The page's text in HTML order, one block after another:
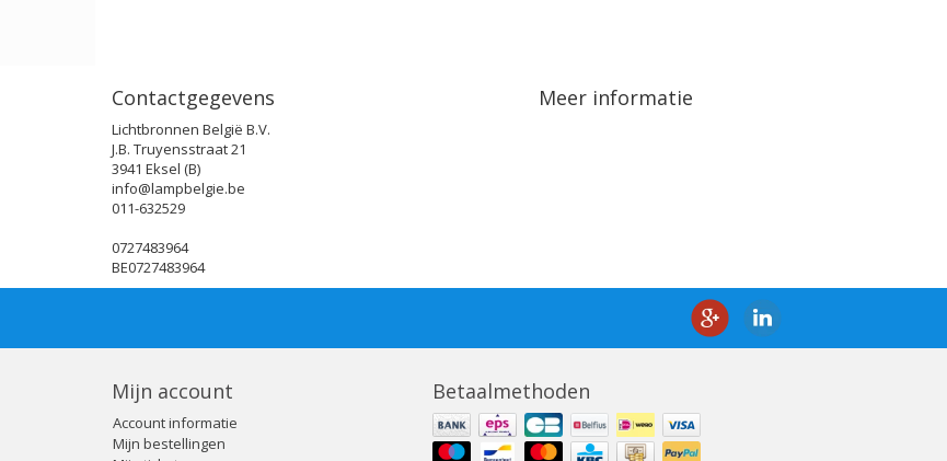
Contactgegevens
Lichtbronnen België B.V.
J.B. Truyensstraat 21
3941 Eksel (B)
info@lampbelgie.be
011-632529
0727483964
BE0727483964
Meer informatie
Mijn account
Account informatie
Mijn bestellingen
Betaalmethoden